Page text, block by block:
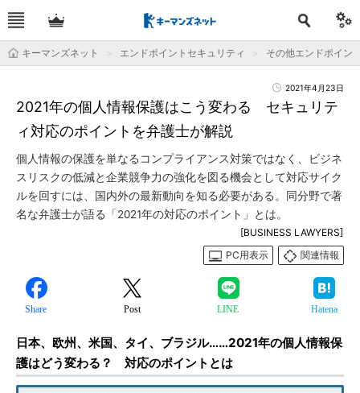
キーマンズネット エンドポイントセキュリティ その他エンドポイン
2021年4月23日
2021年の個人情報保護はこう変わる セキュリテ
ィ対応のポイントを弁護士が解説
個人情報の保護を単なるコンプライアンス対策ではなく、ビジネ
スリスクの低減と企業競争力の強化を図る機会として対応サイク
ルを回すには、国内外の最新動向を知る必要がある。同分野で著
名な弁護士が語る「2021年の対応のポイント」とは。
[BUSINESS LAWYERS]
PC用表示
関連情報
Share Post LINE Hatena
日本、欧州、米国、タイ、ブラジル……2021年の個人情報保
護はどう変わる？ 対応のポイントとは